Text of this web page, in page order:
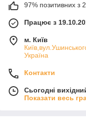
97% позитивних з
Працює з
м. Київ
Україна
Контакти
Сьогодні
Показати весь